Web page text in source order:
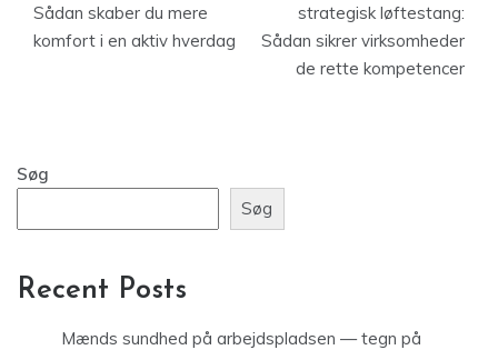
Sådan skaber du mere
komfort i en aktiv hverdag
strategisk løftestang:
Sådan sikrer virksomheder
de rette kompetencer
Søg
Søg
Recent Posts
Mænds sundhed på arbejdspladsen — tegn på